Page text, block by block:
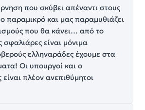
που σκύβει απέναντι στους
παραμικρό και μας παραμυθιάζει
που θα κάνει… από το
σφαλιάρες είναι μόνιμα
ελληναράδες έχουμε στα
Οι υπουργοί και ο
πλέον ανεπιθύμητοι